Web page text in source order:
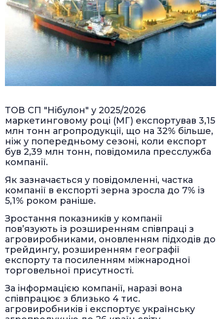
ТОВ СП "Нібулон" у 2025/2026
маркетинговому році (МГ) експортував 3,15
млн тонн агропродукції, що на 32% більше,
ніж у попередньому сезоні, коли експорт
був 2,39 млн тонн, повідомила пресслужба
компанії.
Як зазначається у повідомленні, частка
компанії в експорті зерна зросла до 7% із
5,1% роком раніше.
Зростання показників у компанії
пов’язують із розширенням співпраці з
агровиробниками, оновленням підходів до
трейдингу, розширенням географії
експорту та посиленням міжнародної
торговельної присутності.
За інформацією компанії, наразі вона
співпрацює з близько 4 тис.
агровиробників і експортує українську